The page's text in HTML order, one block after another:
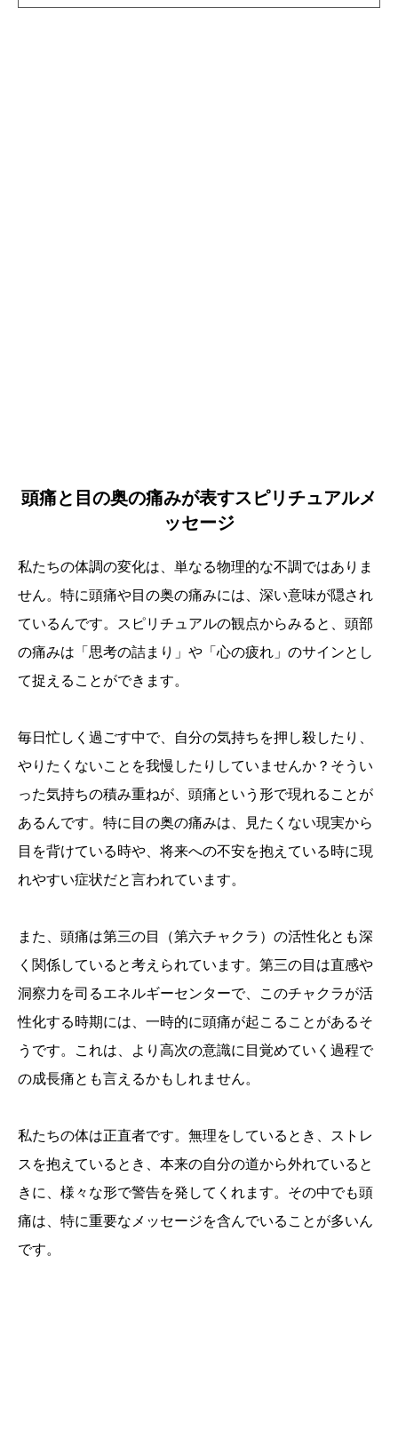
頭痛と目の奥の痛みが表すスピリチュアルメ
ッセージ
私たちの体調の変化は、単なる物理的な不調ではありま
せん。特に頭痛や目の奥の痛みには、深い意味が隠され
ているんです。スピリチュアルの観点からみると、頭部
の痛みは「思考の詰まり」や「心の疲れ」のサインとし
て捉えることができます。
毎日忙しく過ごす中で、自分の気持ちを押し殺したり、
やりたくないことを我慢したりしていませんか？そうい
った気持ちの積み重ねが、頭痛という形で現れることが
あるんです。特に目の奥の痛みは、見たくない現実から
目を背けている時や、将来への不安を抱えている時に現
れやすい症状だと言われています。
また、頭痛は第三の目（第六チャクラ）の活性化とも深
く関係していると考えられています。第三の目は直感や
洞察力を司るエネルギーセンターで、このチャクラが活
性化する時期には、一時的に頭痛が起こることがあるそ
うです。これは、より高次の意識に目覚めていく過程で
の成長痛とも言えるかもしれません。
私たちの体は正直者です。無理をしているとき、ストレ
スを抱えているとき、本来の自分の道から外れていると
きに、様々な形で警告を発してくれます。その中でも頭
痛は、特に重要なメッセージを含んでいることが多いん
です。